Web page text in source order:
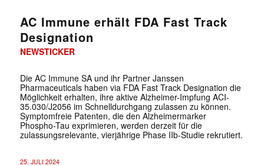
AC Immune erhält FDA Fast Track
Designation
NEWSTICKER
Die AC Immune SA und ihr Partner Janssen
Pharmaceuticals haben via FDA Fast Track Designation die
Möglichkeit erhalten, ihre aktive Alzheimer-Impfung ACI-
35.030/J2056 im Schnelldurchgang zulassen zu können.
Symptomfreie Patenten, die den Alzheimermarker
Phospho-Tau exprimieren, werden derzeit für die
zulassungsrelevante, vierjährige Phase IIb-Studie rekrutiert.
25. JULI 2024